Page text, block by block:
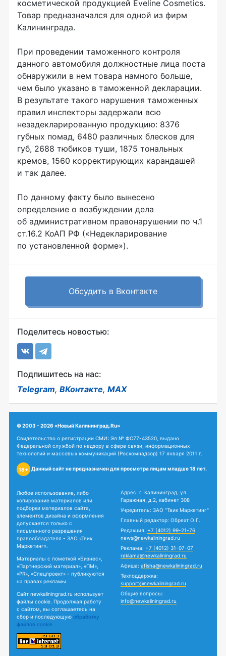
косметической продукцией Eveline Cosmetics.
Товар предназначался для одной из фирм
Калининграда.
При проведении таможенного контроля
данного автомобиля должностные лица поста
обнаружили в нем товара намного больше,
чем было указано в таможенной декларации.
В результате такого нарушения таможенных
правил инспекторы задержали всю
незадекларированную продукцию: 8376
губных помад, 6480 различных блесков для
губ, 2688 тюбиков туши, 1875 тональных
кремов, 1560 корректирующих карандашей
и так далее.
По данному факту было вынесено
определение о возбуждении дела
об административном правонарушении по ч.1
ст.16.2 КоАП РФ («Недекларирование
по установленной форме»).
Обсудить в Вконтакте
Поделитесь новостью:
Подпишитесь на нас:
Telegram, ВКонтакте, MAX
© 2003 - 2026 «Новый Калининград.Ru»
Свидетельство о регистрации СМИ: Эл № ФС77-43520, выдано
Федеральной службой по надзору в сфере связи, информационных
технологий и массовых коммуникаций (Роскомнадзор) 17 января 2011 г.
18+ Данный сайт не предназначен для просмотра лицам младше 18 лет.
Любое использование, либо
копирование материалов или
подборки материалов сайта,
элементов дизайна и оформления
допускается только с
письменного разрешения
правообладателя - ЗАО «Твик
Маркетинг».
Материалы с пометкой «Бизнес»,
«Партнерский материал», «ПМ»,
«PR», «Спецпроект» - публикуются
на правах рекламы.
Сайт newkaliningrad.ru использует
файлы cookie. Продолжая работу
с сайтом, вы соглашаетесь на
сбор и последующую обработку
файлов cookie.
Адрес: г. Калининград, ул.
Гаражная, д.2, кабинет 308
Учредитель: ЗАО "Твик Маркетинг"
Главный редактор: Обрехт О.Г.
Редакция: +7 (4012) 99-21-76
news@newkaliningrad.ru
Реклама: +7 (4012) 31-07-07
reklama@newkaliningrad.ru
Афиша: afisha@newkaliningrad.ru
Техподдержка:
support@newkaliningrad.ru
Общие вопросы:
info@newkaliningrad.ru